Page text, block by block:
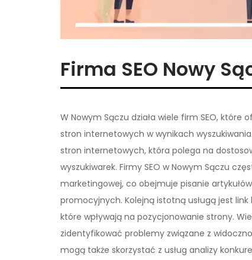
Firma SEO Nowy
W Nowym Sączu działa wiele firm SEO,
stron internetowych w wynikach
stron internetowych, która polega na
wyszukiwarek. Firmy SEO w Nowym Sączu
marketingowej, co obejmuje pisanie
promocyjnych. Kolejną istotną usługą jest
które wpływają na pozycjonowanie strony.
zidentyfikować problemy związane z
mogą także skorzystać z usług analizy